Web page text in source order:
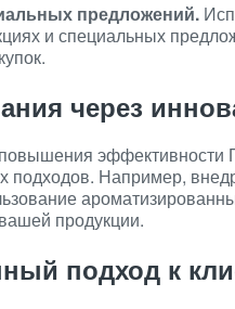
предложений.
и специальных
через
эффективности
подходов. Например,
продукции.
подход к